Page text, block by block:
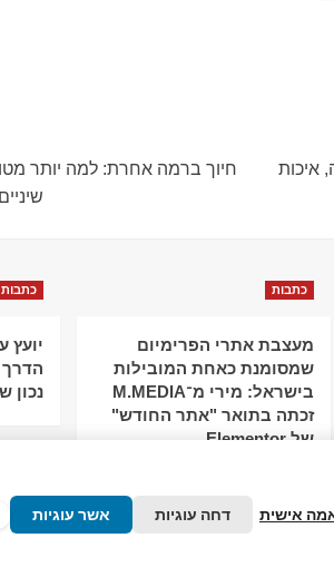
איכות
חיוך ברמה אחרת: למה יותר
כתבות
מעצבת אתרי הפרימיום
שמסומנת כאחת המובילות
בישראל: מירי מ־M.MEDIA
זכתה בתואר "אתר החודש"
של Elementor
כתבות
יועץ
הדרך
נכון
אישית דחה עוגיות אשר עוגיות